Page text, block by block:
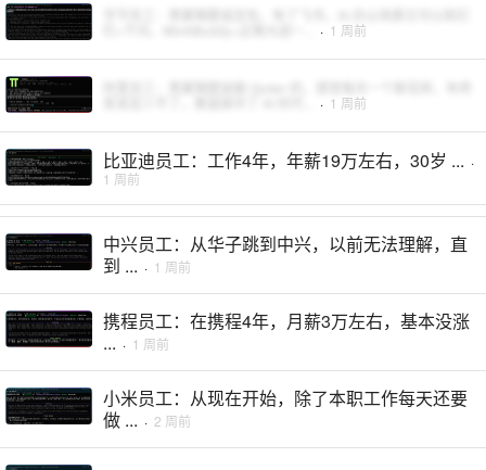
· 1 周前
· 1 周前
比亚迪员工：工作4年，年薪19万左右，30岁 ... ·
1 周前
中兴员工：从华子跳到中兴，以前无法理解，直
到 ... · 1 周前
携程员工：在携程4年，月薪3万左右，基本没涨
... · 1 周前
小米员工：从现在开始，除了本职工作每天还要
做 ... · 2 周前